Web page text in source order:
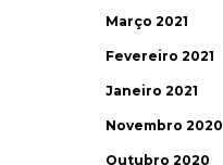
Março 2021
Fevereiro 2021
Janeiro 2021
Novembro 2020
Outubro 2020